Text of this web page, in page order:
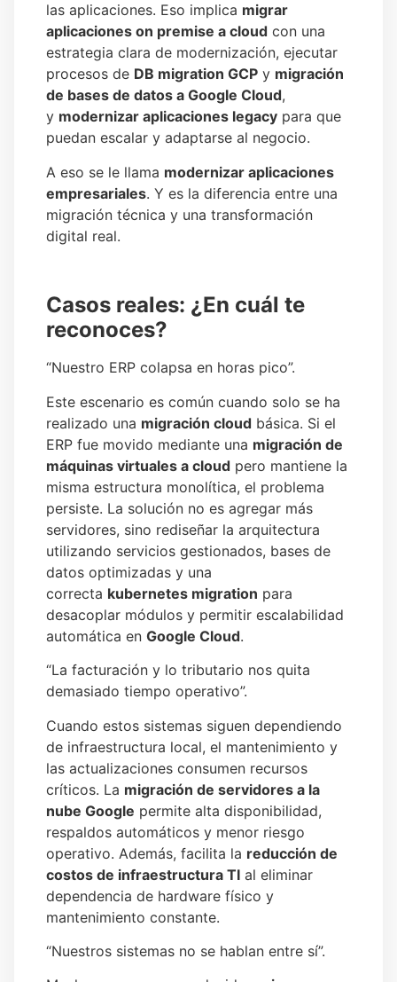
las aplicaciones. Eso implica migrar
aplicaciones on premise a cloud con una
estrategia clara de modernización, ejecutar
procesos de DB migration GCP y migración
de bases de datos a Google Cloud,
y modernizar aplicaciones legacy para que
puedan escalar y adaptarse al negocio.
A eso se le llama modernizar aplicaciones
empresariales. Y es la diferencia entre una
migración técnica y una transformación
digital real.
Casos reales: ¿En cuál te
reconoces?
“Nuestro ERP colapsa en horas pico”.
Este escenario es común cuando solo se ha
realizado una migración cloud básica. Si el
ERP fue movido mediante una migración de
máquinas virtuales a cloud pero mantiene la
misma estructura monolítica, el problema
persiste. La solución no es agregar más
servidores, sino rediseñar la arquitectura
utilizando servicios gestionados, bases de
datos optimizadas y una
correcta kubernetes migration para
desacoplar módulos y permitir escalabilidad
automática en Google Cloud.
“La facturación y lo tributario nos quita
demasiado tiempo operativo”.
Cuando estos sistemas siguen dependiendo
de infraestructura local, el mantenimiento y
las actualizaciones consumen recursos
críticos. La migración de servidores a la
nube Google permite alta disponibilidad,
respaldos automáticos y menor riesgo
operativo. Además, facilita la reducción de
costos de infraestructura TI al eliminar
dependencia de hardware físico y
mantenimiento constante.
“Nuestros sistemas no se hablan entre sí”.